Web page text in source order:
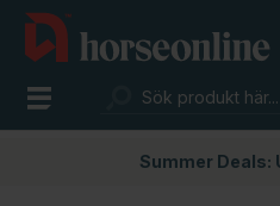
Summer Deals: